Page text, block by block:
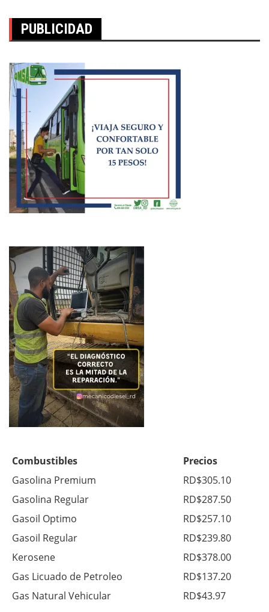
PUBLICIDAD
Combustibles
Precios
Gasolina Premium
RD$305.10
Gasolina Regular
RD$287.50
Gasoil Optimo
RD$257.10
Gasoil Regular
RD$239.80
Kerosene
RD$378.00
Gas Licuado de Petroleo
RD$137.20
Gas Natural Vehicular
RD$43.97